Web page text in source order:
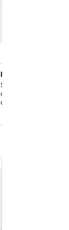
Buffet variado e de
Saboreie uma
café da manhã e no
com opções para